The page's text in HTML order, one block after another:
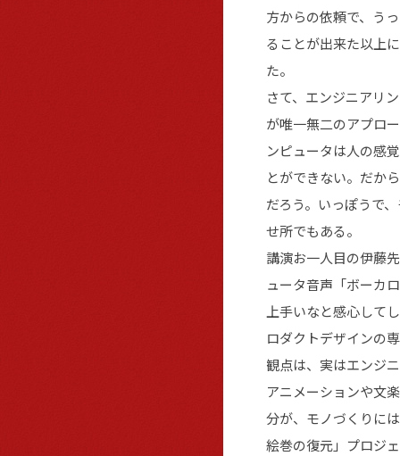
方からの依頼で、う
ることが出来た以上
た。
さて、エンジニアリ
が唯一無二のアプロ
ンピュータは人の感
とができない。だか
だろう。いっぽうで
せ所でもある。
講演お一人目の伊藤
ュータ音声「ボーカ
上手いなと感心して
ロダクトデザインの
観点は、実はエンジ
アニメーションや文
分が、モノづくりに
絵巻の復元」プロジ